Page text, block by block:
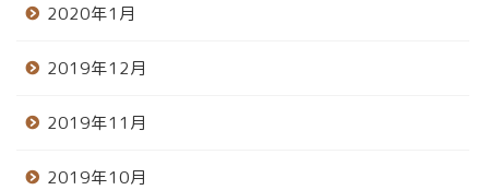
2020年1月
2019年12月
2019年11月
2019年10月